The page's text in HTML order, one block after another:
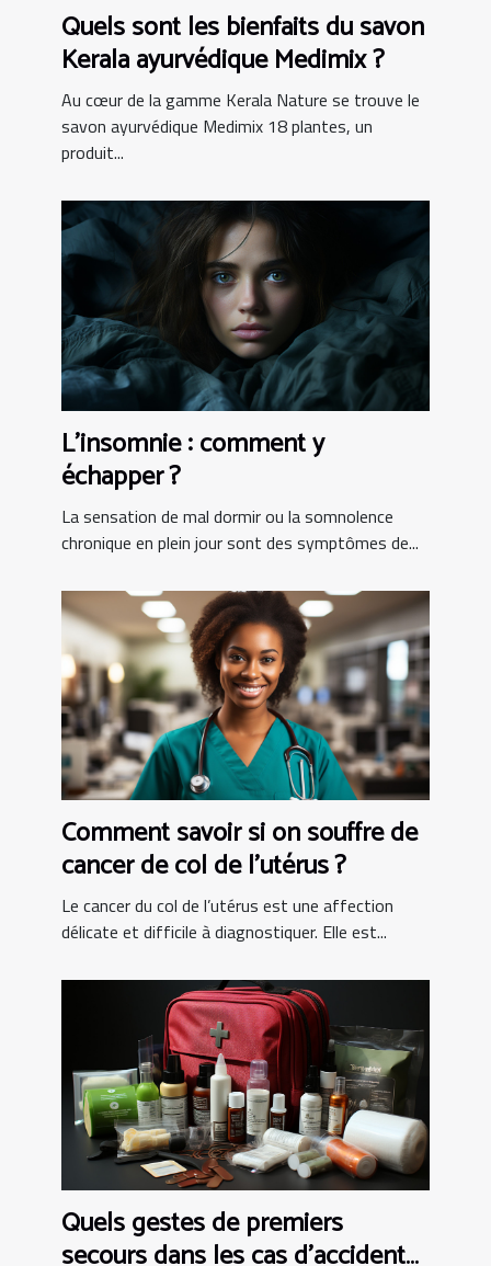
Quels sont les bienfaits du savon
Kerala ayurvédique Medimix ?
Au cœur de la gamme Kerala Nature se trouve le
savon ayurvédique Medimix 18 plantes, un
produit...
L’insomnie : comment y
échapper ?
La sensation de mal dormir ou la somnolence
chronique en plein jour sont des symptômes de...
Comment savoir si on souffre de
cancer de col de l’utérus ?
Le cancer du col de l’utérus est une affection
délicate et difficile à diagnostiquer. Elle est...
Quels gestes de premiers
secours dans les cas d’accident